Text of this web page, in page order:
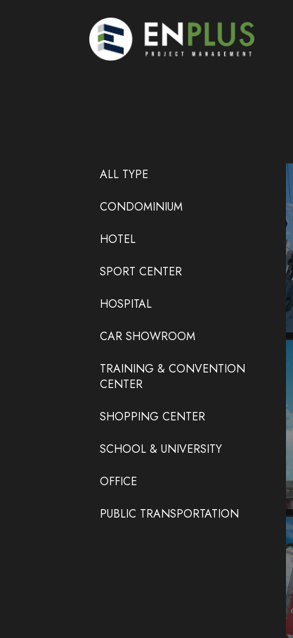
ALL TYPE
CONDOMINIUM
HOTEL
SPORT CENTER
HOSPITAL
CAR SHOWROOM
TRAINING & CONVENTION
CENTER
SHOPPING CENTER
SCHOOL & UNIVERSITY
OFFICE
PUBLIC TRANSPORTATION